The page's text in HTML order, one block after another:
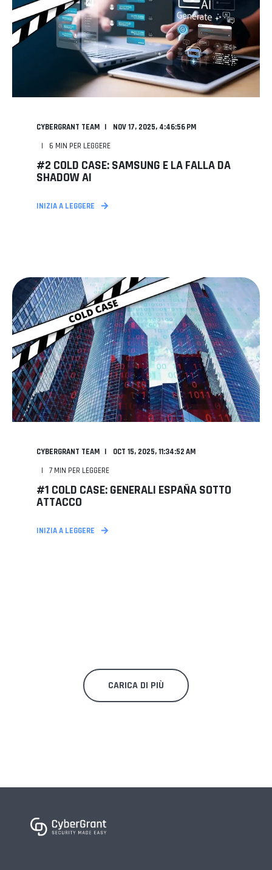
CYBERGRANT TEAM
NOV 17, 2025, 4:46:56 PM
6 MIN PER LEGGERE
#2 COLD CASE: SAMSUNG E LA FALLA DA
SHADOW AI
INIZIA A LEGGERE
CYBERGRANT TEAM
OCT 15, 2025, 11:34:52 AM
7 MIN PER LEGGERE
#1 COLD CASE: GENERALI ESPAÑA SOTTO
ATTACCO
INIZIA A LEGGERE
CARICA DI PIÙ